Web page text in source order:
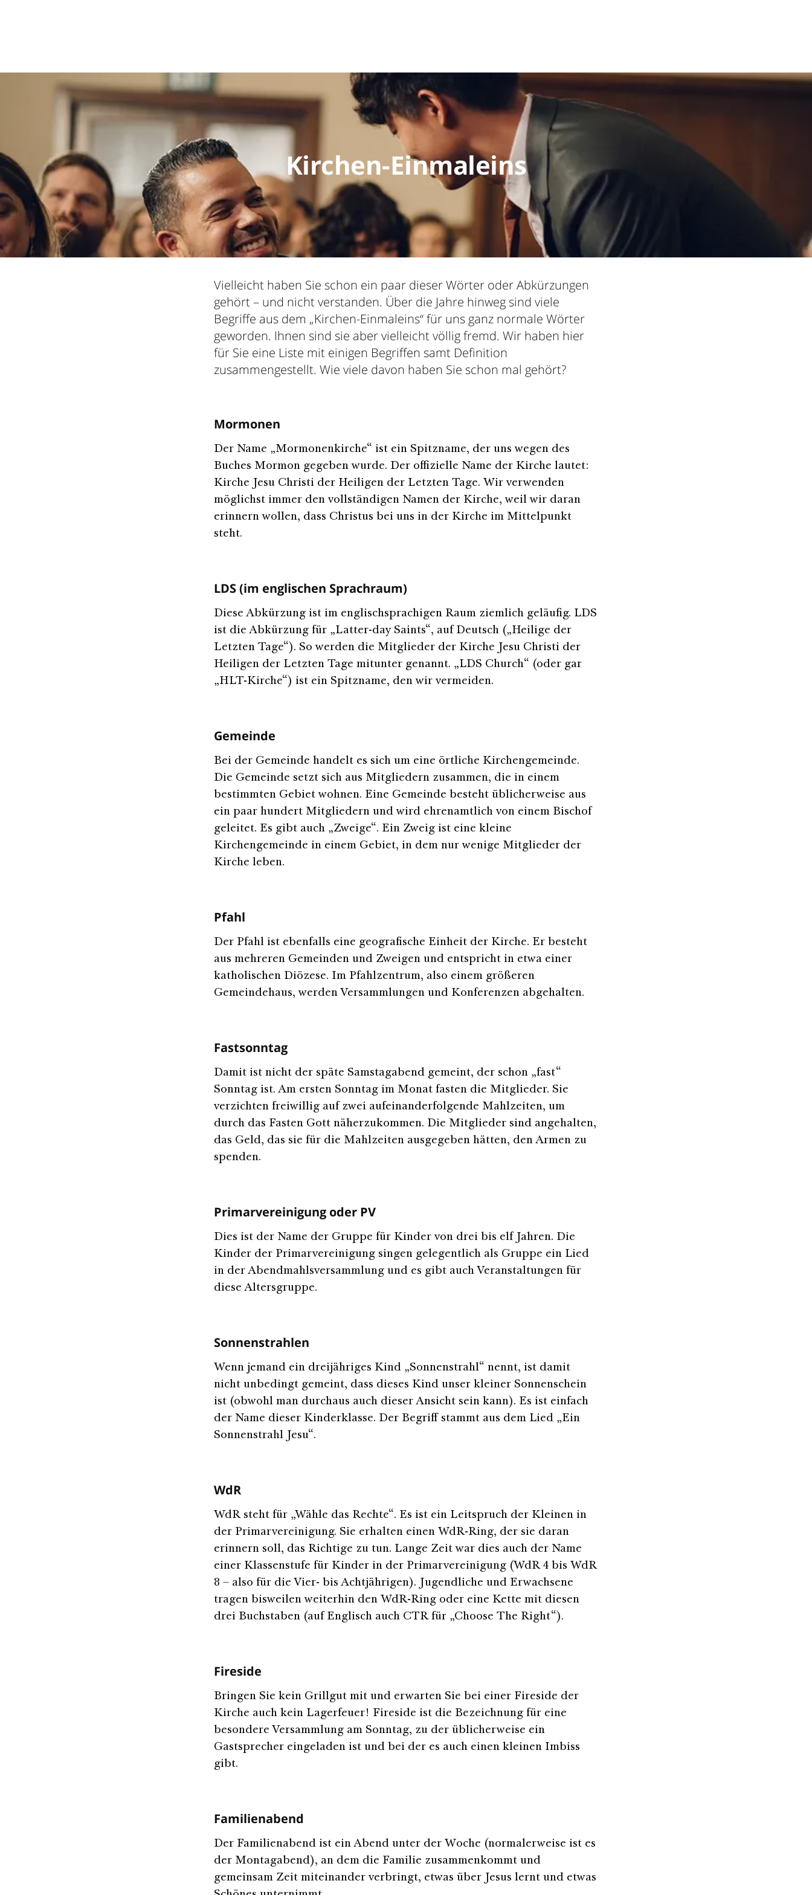
Kirchen-Einmaleins
Vielleicht haben Sie schon ein paar dieser Wörter oder Abkürzungen
gehört – und nicht verstanden. Über die Jahre hinweg sind viele
Begriffe aus dem „Kirchen-Einmaleins“ für uns ganz normale Wörter
geworden. Ihnen sind sie aber vielleicht völlig fremd. Wir haben hier
für Sie eine Liste mit einigen Begriffen samt Definition
zusammengestellt. Wie viele davon haben Sie schon mal gehört?
Mormonen
Der Name „Mormonenkirche“ ist ein Spitzname, der uns wegen des
Buches Mormon gegeben wurde. Der offizielle Name der Kirche lautet:
Kirche Jesu Christi der Heiligen der Letzten Tage. Wir verwenden
möglichst immer den vollständigen Namen der Kirche, weil wir daran
erinnern wollen, dass Christus bei uns in der Kirche im Mittelpunkt
steht.
LDS (im englischen Sprachraum)
Diese Abkürzung ist im englischsprachigen Raum ziemlich geläufig. LDS
ist die Abkürzung für „Latter-day Saints“, auf Deutsch („Heilige der
Letzten Tage“). So werden die Mitglieder der Kirche Jesu Christi der
Heiligen der Letzten Tage mitunter genannt. „LDS Church“ (oder gar
„HLT-Kirche“) ist ein Spitzname, den wir vermeiden.
Gemeinde
Bei der Gemeinde handelt es sich um eine örtliche Kirchengemeinde.
Die Gemeinde setzt sich aus Mitgliedern zusammen, die in einem
bestimmten Gebiet wohnen. Eine Gemeinde besteht üblicherweise aus
ein paar hundert Mitgliedern und wird ehrenamtlich von einem Bischof
geleitet. Es gibt auch „Zweige“. Ein Zweig ist eine kleine
Kirchengemeinde in einem Gebiet, in dem nur wenige Mitglieder der
Kirche leben.
Pfahl
Der Pfahl ist ebenfalls eine geografische Einheit der Kirche. Er besteht
aus mehreren Gemeinden und Zweigen und entspricht in etwa einer
katholischen Diözese. Im Pfahlzentrum, also einem größeren
Gemeindehaus, werden Versammlungen und Konferenzen abgehalten.
Fastsonntag
Damit ist nicht der späte Samstagabend gemeint, der schon „fast“
Sonntag ist. Am ersten Sonntag im Monat fasten die Mitglieder. Sie
verzichten freiwillig auf zwei aufeinanderfolgende Mahlzeiten, um
durch das Fasten Gott näherzukommen. Die Mitglieder sind angehalten,
das Geld, das sie für die Mahlzeiten ausgegeben hätten, den Armen zu
spenden.
Primarvereinigung oder PV
Dies ist der Name der Gruppe für Kinder von drei bis elf Jahren. Die
Kinder der Primarvereinigung singen gelegentlich als Gruppe ein Lied
in der Abendmahlsversammlung und es gibt auch Veranstaltungen für
diese Altersgruppe.
Sonnenstrahlen
Wenn jemand ein dreijähriges Kind „Sonnenstrahl“ nennt, ist damit
nicht unbedingt gemeint, dass dieses Kind unser kleiner Sonnenschein
ist (obwohl man durchaus auch dieser Ansicht sein kann). Es ist einfach
der Name dieser Kinderklasse. Der Begriff stammt aus dem Lied „Ein
Sonnenstrahl Jesu“.
WdR
WdR steht für „Wähle das Rechte“. Es ist ein Leitspruch der Kleinen in
der Primarvereinigung. Sie erhalten einen WdR-Ring, der sie daran
erinnern soll, das Richtige zu tun. Lange Zeit war dies auch der Name
einer Klassenstufe für Kinder in der Primarvereinigung (WdR 4 bis WdR
8 – also für die Vier- bis Achtjährigen). Jugendliche und Erwachsene
tragen bisweilen weiterhin den WdR-Ring oder eine Kette mit diesen
drei Buchstaben (auf Englisch auch CTR für „Choose The Right“).
Fireside
Bringen Sie kein Grillgut mit und erwarten Sie bei einer Fireside der
Kirche auch kein Lagerfeuer! Fireside ist die Bezeichnung für eine
besondere Versammlung am Sonntag, zu der üblicherweise ein
Gastsprecher eingeladen ist und bei der es auch einen kleinen Imbiss
gibt.
Familienabend
Der Familienabend ist ein Abend unter der Woche (normalerweise ist es
der Montagabend), an dem die Familie zusammenkommt und
gemeinsam Zeit miteinander verbringt, etwas über Jesus lernt und etwas